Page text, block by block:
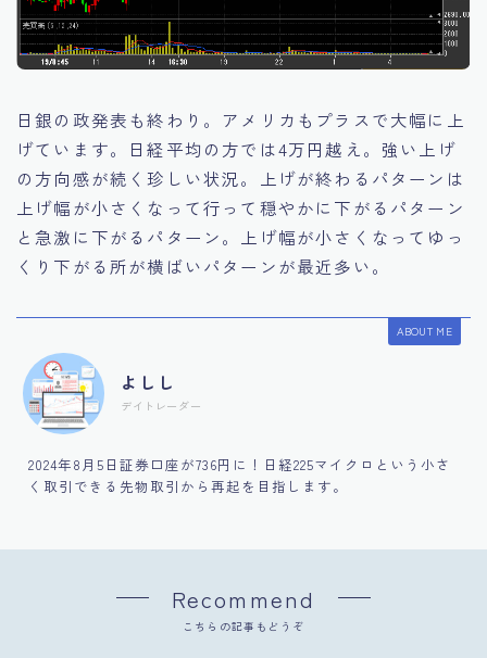
特定商取引法に基づく表記
運営者情報
日銀の政発表も終わり。アメリカもプラスで大幅に上
げています。日経平均の方では4万円越え。強い上げ
の方向感が続く珍しい状況。上げが終わるパターンは
上げ幅が小さくなって行って穏やかに下がるパターン
と急激に下がるパターン。上げ幅が小さくなってゆっ
くり下がる所が横ばいパターンが最近多い。
ABOUT ME
よしし
デイトレーダー
2024年8月5日証券口座が736円に！日経225マイクロという小さ
く取引できる先物取引から再起を目指します。
Recommend
こちらの記事もどうぞ